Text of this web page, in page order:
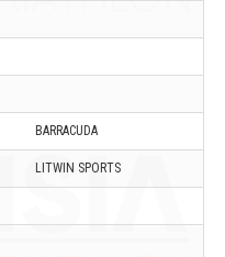
BARRACUDA
LITWIN SPORTS